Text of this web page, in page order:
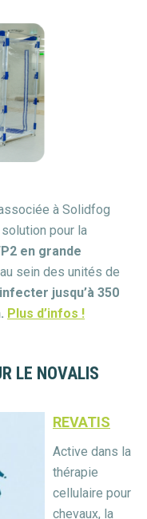
à Solidfog
pour la
en grande
sein des unités de
jusqu’à 350
Plus d’infos !
LE NOVALIS
REVATIS
Active dans la
thérapie
cellulaire pour
chevaux, la